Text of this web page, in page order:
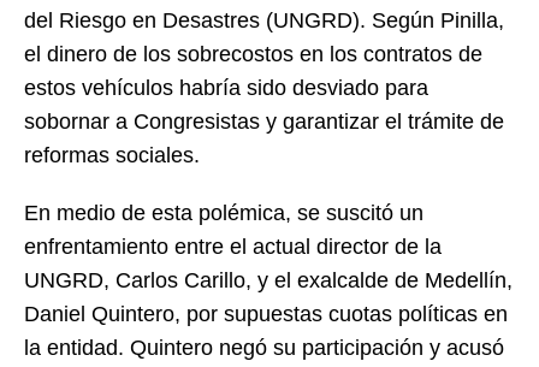
del Riesgo en Desastres (UNGRD). Según Pinilla,
el dinero de los sobrecostos en los contratos de
estos vehículos habría sido desviado para
sobornar a Congresistas y garantizar el trámite de
reformas sociales.
En medio de esta polémica, se suscitó un
enfrentamiento entre el actual director de la
UNGRD, Carlos Carillo, y el exalcalde de Medellín,
Daniel Quintero, por supuestas cuotas políticas en
la entidad. Quintero negó su participación y acusó